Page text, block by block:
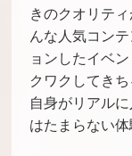
きのクオリテ
んな人気コン
ョンしたイベ
クワクしてき
自身がリアル
はたまらない体